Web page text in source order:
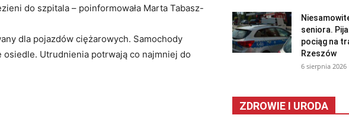
do szpitala – poinformowała Marta Tabasz-
dla pojazdów ciężarowych. Samochody
Utrudnienia potrwają co najmniej do
seniora.
pociąg na
Rzeszów
6 sierpnia 2026
ZDROWIE I URODA